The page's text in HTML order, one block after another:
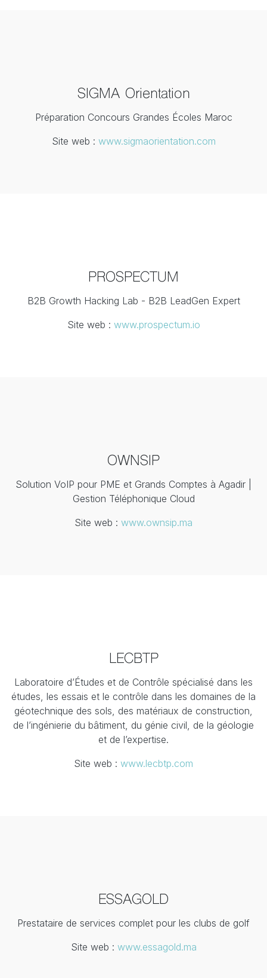
SIGMA Orientation
Préparation Concours Grandes Écoles Maroc
Site web : www.sigmaorientation.com
PROSPECTUM
B2B Growth Hacking Lab - B2B LeadGen Expert
Site web : www.prospectum.io
OWNSIP
Solution VoIP pour PME et Grands Comptes à Agadir |
Gestion Téléphonique Cloud
Site web : www.ownsip.ma
LECBTP
Laboratoire d’Études et de Contrôle spécialisé dans les
études, les essais et le contrôle dans les domaines de la
géotechnique des sols, des matériaux de construction,
de l’ingénierie du bâtiment, du génie civil, de la géologie
et de l’expertise.
Site web : www.lecbtp.com
ESSAGOLD
Prestataire de services complet pour les clubs de golf
Site web : www.essagold.ma